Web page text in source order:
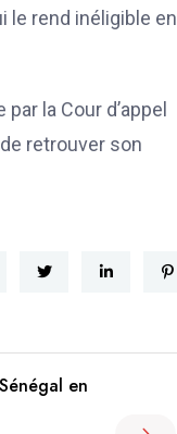
le rend inéligible en
la Cour d’appel
retrouver son
en